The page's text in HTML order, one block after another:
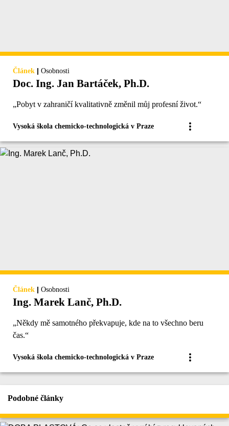
Článek | Osobnosti
Doc. Ing. Jan Bartáček, Ph.D.
„Pobyt v zahraničí kvalitativně změnil můj profesní život.“
Vysoká škola chemicko-technologická v Praze
Článek | Osobnosti
Ing. Marek Lanč, Ph.D.
„Někdy mě samotného překvapuje, kde na to všechno beru
čas.“
Vysoká škola chemicko-technologická v Praze
Podobné články